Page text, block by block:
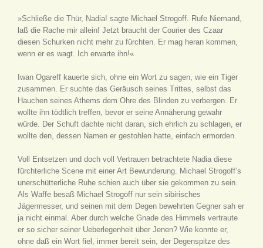
»Schließe die Thür, Nadia! sagte Michael Strogoff. Rufe Niemand,
laß die Rache mir allein! Jetzt braucht der Courier des Czaar
diesen Schurken nicht mehr zu fürchten. Er mag heran kommen,
wenn er es wagt. Ich erwarte ihn!«
Iwan Ogareff kauerte sich, ohne ein Wort zu sagen, wie ein Tiger
zusammen. Er suchte das Geräusch seines Trittes, selbst das
Hauchen seines Athems dem Ohre des Blinden zu verbergen. Er
wollte ihn tödtlich treffen, bevor er seine Annäherung gewahr
würde. Der Schuft dachte nicht daran, sich ehrlich zu schlagen, er
wollte den, dessen Namen er gestohlen hatte, einfach ermorden.
Voll Entsetzen und doch voll Vertrauen betrachtete Nadia diese
fürchterliche Scene mit einer Art Bewunderung. Michael Strogoff’s
unerschütterliche Ruhe schien auch über sie gekommen zu sein.
Als Waffe besaß Michael Strogoff nur sein sibirisches
Jägermesser, und seinen mit dem Degen bewehrten Gegner sah er
ja nicht einmal. Aber durch welche Gnade des Himmels vertraute
er so sicher seiner Ueberlegenheit über Jenen? Wie konnte er,
ohne daß ein Wort fiel, immer bereit sein, der Degenspitze des